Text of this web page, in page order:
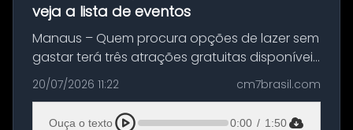
veja a lista de eventos
Manaus – Quem procura opções de lazer sem
gastar terá três atrações gratuitas disponíveis
entre esta segunda-feira (20) e quinta-feira
(23). A programação inclui uma exposição
dedicada à história das ...
20/07/2026 11:22 cm7brasil.com
Ouça o texto 0:00 / 1:50